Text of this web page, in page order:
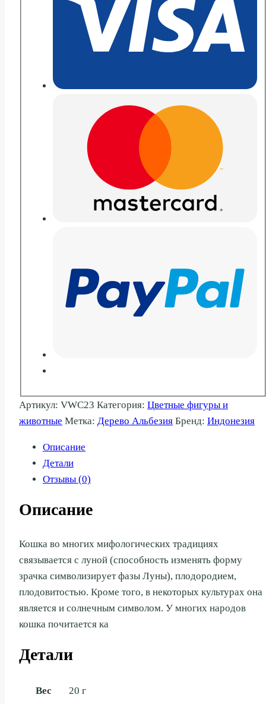
Артикул: VWC23 Категория: Цветные фигуры и
животные Метка: Дерево Альбезия Бренд: Индонезия
Описание
Детали
Отзывы (0)
Описание
Кошка во многих мифологических традициях
связывается с луной (способность изменять форму
зрачка символизирует фазы Луны), плодородием,
плодовитостью. Кроме того, в некоторых культурах она
является и солнечным символом. У многих народов
кошка почитается ка
Детали
Вес
20 г